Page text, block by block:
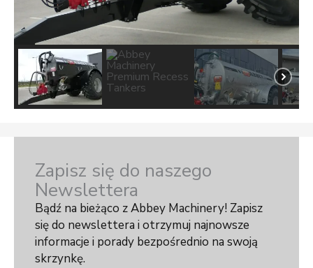
Zapisz się do naszego
Newslettera
Bądź na bieżąco z Abbey Machinery! Zapisz
się do newslettera i otrzymuj najnowsze
informacje i porady bezpośrednio na swoją
skrzynkę.